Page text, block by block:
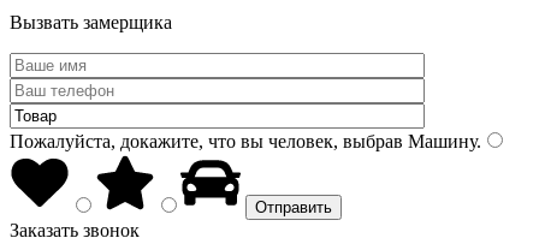
Вызвать замерщика
Пожалуйста, докажите, что вы человек, выбрав Машину.
Заказать звонок